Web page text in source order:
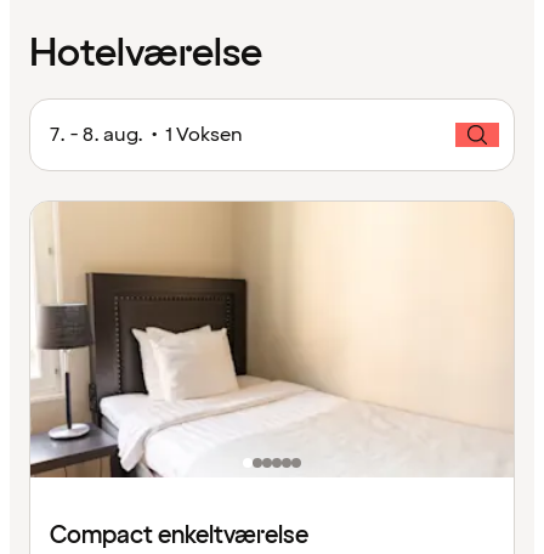
Hotelværelse
7. - 8. aug. • 1 Voksen
Compact enkeltværelse